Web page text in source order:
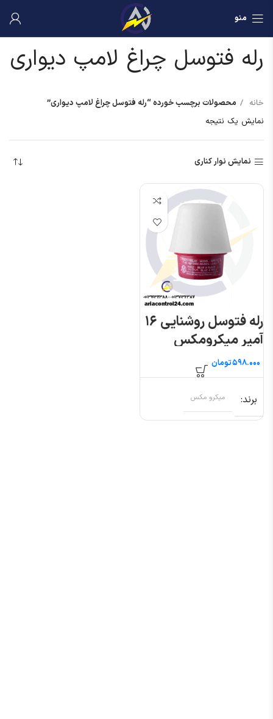
منو
رله فتوسل چراغ لامپ دیواری
خانه
محصولات برچسب خورده “رله فتوسل چراغ لامپ دیواری”
نمایش یک نتیجه
نمایش نوار کناری
رله فتوسل روشنایی ۱۶
آمپر میکرومکس
تومان
برند میکرو مکس